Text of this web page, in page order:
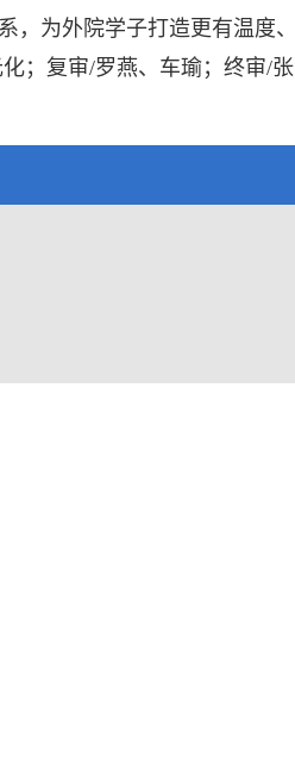
，为外院学子打造更有温度
；复审/罗燕、车瑜；终审/